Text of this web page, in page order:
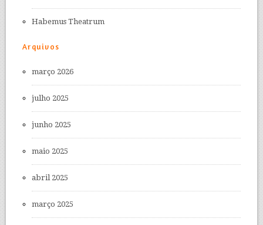
Habemus Theatrum
Arquivos
março 2026
julho 2025
junho 2025
maio 2025
abril 2025
março 2025